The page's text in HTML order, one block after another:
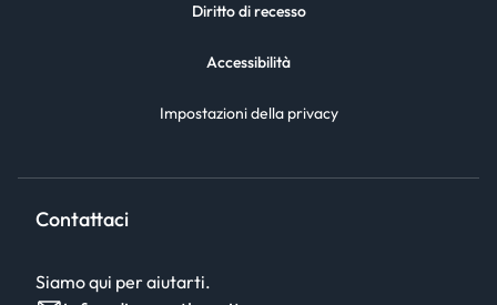
Diritto di recesso
Accessibilità
Impostazioni della privacy
Contattaci
Siamo qui per aiutarti.